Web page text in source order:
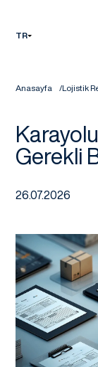
TR
Anasayfa Lojistik
Gerekli
26.07.2026